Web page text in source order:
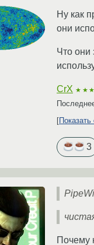
Ну как
они
Что они
CrX
Показать
3
Почему